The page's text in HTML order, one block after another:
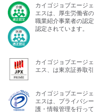
カイゴジョブエージ
エスは、厚生労働省
職業紹介事業者の認
認定されています。
カイゴジョブエージ
エス、は東京証券取
カイゴジョブエージ
エスは、プライバシ
護・情報管理を行って